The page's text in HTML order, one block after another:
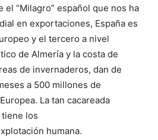
el “Milagro” español que nos ha
en exportaciones, España es
y el tercero a nivel
de Almería y la costa de
de invernaderos, dan de
a 500 millones de
La tan cacareada
tiene los
humana.